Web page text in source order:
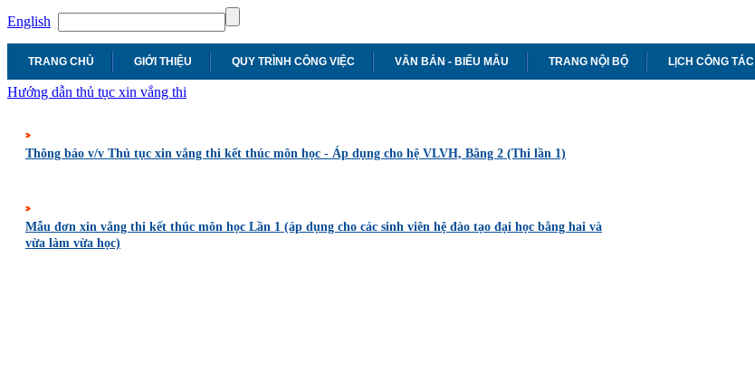
English
TRANG CHỦ GIỚI THIỆU QUY TRÌNH CÔNG VIỆC VĂN BẢN - BIỂU MẪU TRANG NỘI BỘ LỊCH CÔNG TÁC
Hướng dẫn thủ tục xin vắng thi
Thông báo v/v Thủ tục xin vắng thi kết thúc môn học - Áp dụng cho hệ VLVH, Bằng 2 (Thi lần 1)
Mẫu đơn xin vắng thi kết thúc môn học Lần 1 (áp dụng cho các sinh viên hệ đào tạo đại học bằng hai và
vừa làm vừa học)